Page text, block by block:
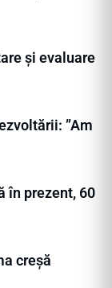
și evaluare
”Am
în prezent, 60
creșă